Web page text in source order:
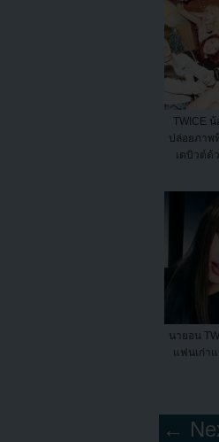
TWICE
ปล่อยภาพ
เดบิวต์ด้
นายอน
แฟนเก่า
←